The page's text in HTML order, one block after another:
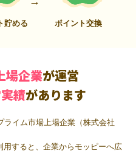
貯める ポイント交換
場企業が運営
績があります
ライム市場上場企業（株式会社
すると、企業からモッピーへ広